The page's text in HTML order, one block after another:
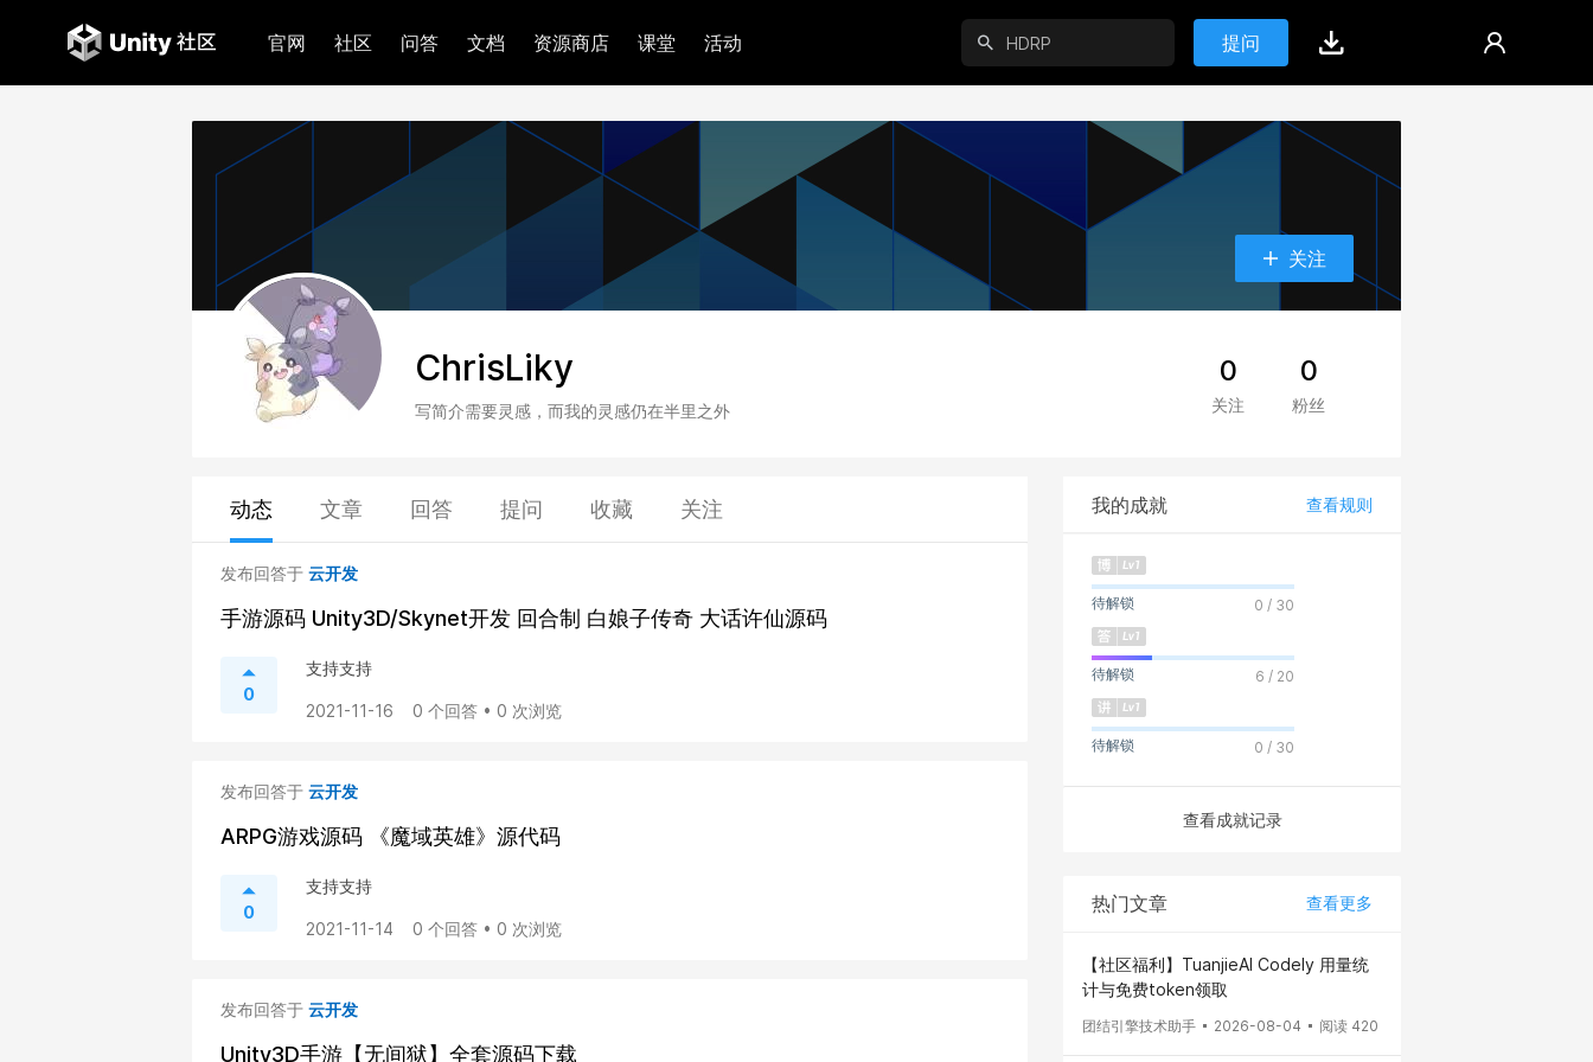
官网 社区 问答 文档 资源商店 课堂 活动 提问
关注
ChrisLiky
写简介需要灵感，而我的灵感仍在半里之外
0
关注
0
粉丝
动态 文章 回答 提问 收藏 关注
发布回答于 云开发
手游源码 Unity3D/Skynet开发 回合制 白娘子传奇 大话许仙源码
0
支持支持
2021-11-16 0 个回答 • 0 次浏览
发布回答于 云开发
ARPG游戏源码 《魔域英雄》源代码
0
支持支持
2021-11-14 0 个回答 • 0 次浏览
发布回答于 云开发
Unity3D手游【无间狱】全套源码下载
我的成就 查看规则
待解锁 0 / 30
待解锁 6 / 20
待解锁 0 / 30
查看成就记录
热门文章 查看更多
【社区福利】TuanjieAI Codely 用量统
计与免费token领取
团结引擎技术助手 2026-08-04 阅读 420